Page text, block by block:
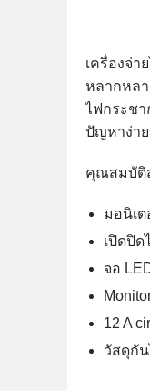
เครื่องจ่า
หลากหล
ไฟกระช
ปัญหาง่าย
คุณสมบัติ
มอนิเต
เปิดปิด
จอ
12 A
วัสดุกัน